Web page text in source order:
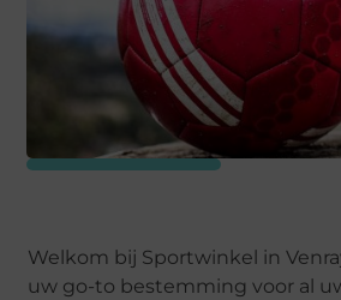
Welkom bij Sportwinkel in
uw go-to bestemming voor al